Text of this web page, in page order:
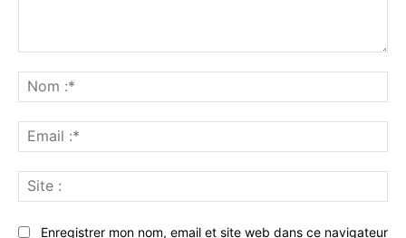
:*
:*
:
Enregistrer mon nom, email et site web dans ce navigateur